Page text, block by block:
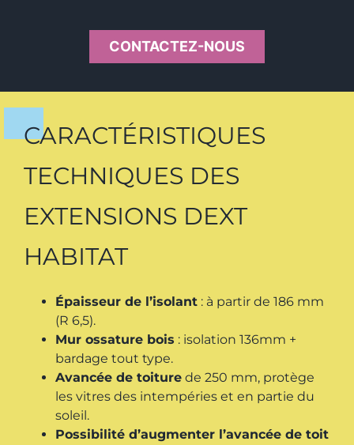
CONTACTEZ-NOUS
CARACTÉRISTIQUES
TECHNIQUES DES
EXTENSIONS DEXT
HABITAT
Épaisseur de l’isolant : à partir de 186 mm
(R 6,5).
Mur ossature bois : isolation 136mm +
bardage tout type.
Avancée de toiture de 250 mm, protège
les vitres des intempéries et en partie du
soleil.
Possibilité d’augmenter l’avancée de toit